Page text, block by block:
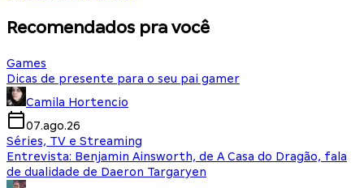
Recomendados pra você
Games
Dicas de presente para o seu pai gamer
Camila Hortencio
07.ago.26
Séries, TV e Streaming
Entrevista: Benjamin Ainsworth, de A Casa do Dragão, fala
de dualidade de Daeron Targaryen